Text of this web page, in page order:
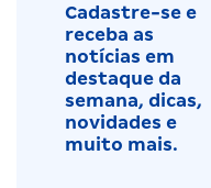
Cadastre-se e
receba as
notícias em
destaque da
semana, dicas,
novidades e
muito mais.